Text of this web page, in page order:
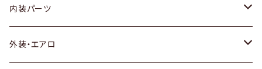
内装パーツ
トヨタ
外装・エアロ